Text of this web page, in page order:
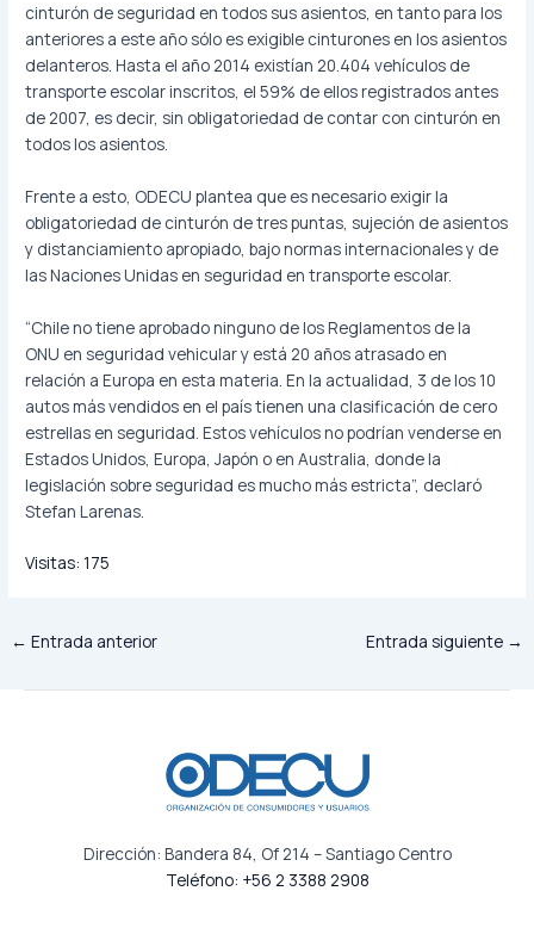
cinturón de seguridad en todos sus asientos, en tanto para los
anteriores a este año sólo es exigible cinturones en los asientos
delanteros. Hasta el año 2014 existían 20.404 vehículos de
transporte escolar inscritos, el 59% de ellos registrados antes
de 2007, es decir, sin obligatoriedad de contar con cinturón en
todos los asientos.
Frente a esto, ODECU plantea que es necesario exigir la
obligatoriedad de cinturón de tres puntas, sujeción de asientos
y distanciamiento apropiado, bajo normas internacionales y de
las Naciones Unidas en seguridad en transporte escolar.
“Chile no tiene aprobado ninguno de los Reglamentos de la
ONU en seguridad vehicular y está 20 años atrasado en
relación a Europa en esta materia. En la actualidad, 3 de los 10
autos más vendidos en el país tienen una clasificación de cero
estrellas en seguridad. Estos vehículos no podrían venderse en
Estados Unidos, Europa, Japón o en Australia, donde la
legislación sobre seguridad es mucho más estricta”, declaró
Stefan Larenas.
Visitas: 175
← Entrada anterior Entrada siguiente →
Dirección: Bandera 84, Of 214 – Santiago Centro
Teléfono: +56 2 3388 2908